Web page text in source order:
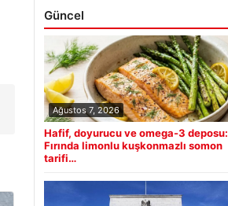
Güncel
Ağustos 7, 2026
Hafif, doyurucu ve omega-3 deposu:
Fırında limonlu kuşkonmazlı somon
tarifi…